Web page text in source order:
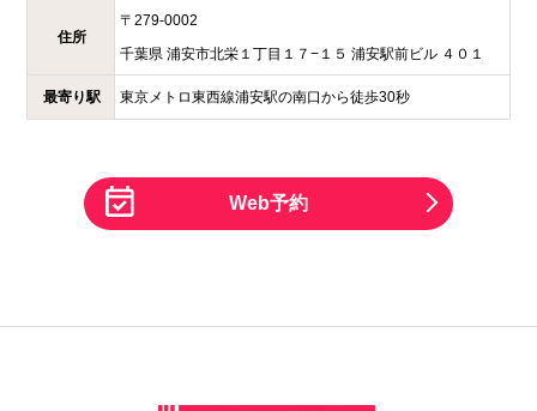
住所
〒 279-0002
千葉県 浦安市北栄１丁目１７−１５ 浦安駅前ビル ４０１
最寄り駅 東京メトロ東西線浦安駅の南口から徒歩30秒
Web予約